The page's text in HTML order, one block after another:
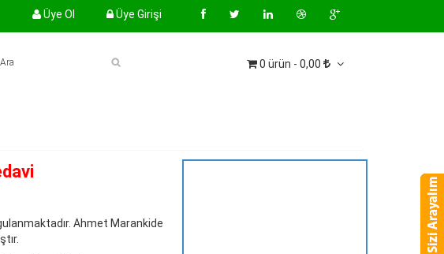
Üye Ol Üye Girişi
0 ürün - 0,00
Ahmet Marankide